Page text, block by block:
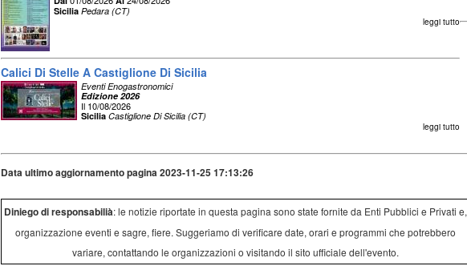
Sicilia Pedara (CT)
leggi tutto
Calici Di Stelle A Castiglione Di Sicilia
Eventi Enogastronomici
Edizione 2026
Il 10/08/2026
Sicilia Castiglione Di Sicilia (CT)
leggi tutto
Data ultimo aggiornamento pagina 2023-11-25 17:13:26
Diniego di responsabilià: le notizie riportate in questa pagina sono state fornite da Enti Pubblici e Privati e,
organizzazione eventi e sagre, fiere. Suggeriamo di verificare date, orari e programmi che potrebbero
variare, contattando le organizzazioni o visitando il sito ufficiale dell'evento.